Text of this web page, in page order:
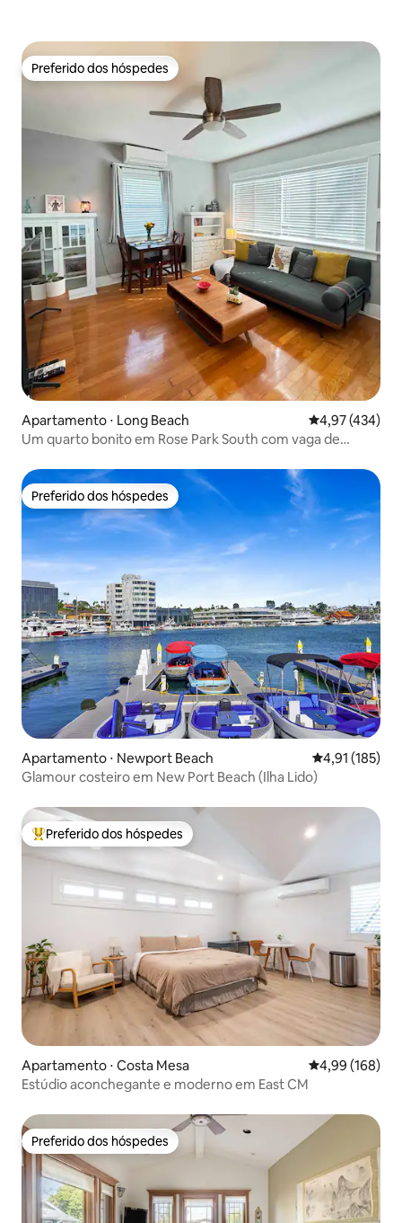
Preferido dos hóspedes
Preferido dos hóspedes
Apartamento ⋅ Long Beach 4,97 de uma
4,97 (434)
Um quarto bonito em Rose Park South com vaga de
Preferido dos hóspedes
Preferido dos hóspedes
Apartamento ⋅ Newport Beach 4,91 de uma
4,91 (185)
Glamour costeiro em New Port Beach (Ilha Lido)
Entre os melhores preferidos dos hóspedes
Preferido dos hóspedes
Apartamento ⋅ Costa Mesa 4,99 de uma
4,99 (168)
Estúdio aconchegante e moderno em East CM
Preferido dos hóspedes
Preferido dos hóspedes